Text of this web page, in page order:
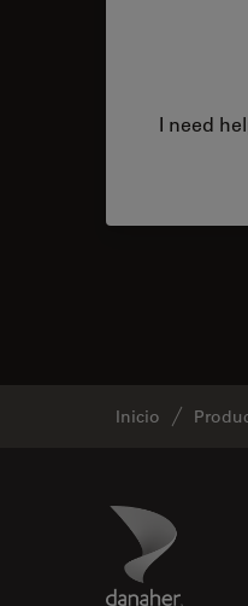
I need
Inicio
Danaher Logo